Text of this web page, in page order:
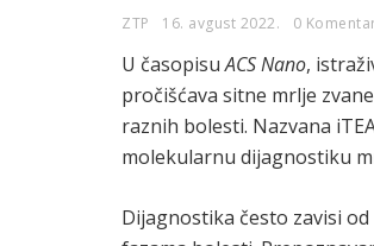
ZTP 16. avgust 2022. 0
U časopisuACS Nano,
pročišćava sitne mrlje
raznih bolesti. Nazvana
molekularnu dijagnostiku
Dijagnostika često zavisi